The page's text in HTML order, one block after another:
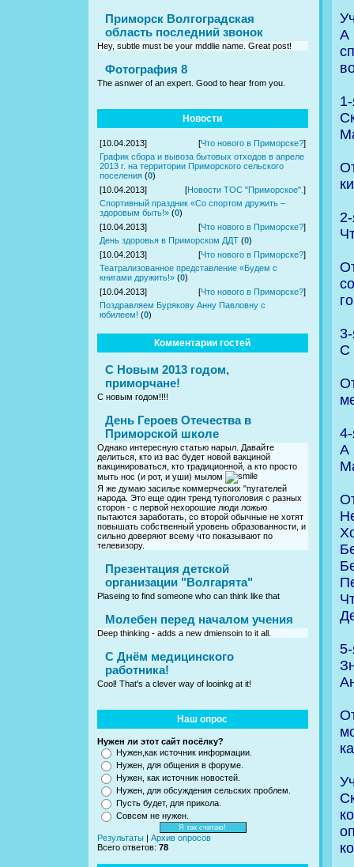
Приморск Волгоградская
область последний звонок
Hey, subtle must be your mddlie name. Great post!
Фотография 8
The asnwer of an expert. Good to hear from you.
Новости
[10.04.2013] [Что нового в Приморске?]
График сбора и вывоза бытовых отходов в апреле
2013 г. на территории Приморского сельского
поселения (0)
[10.04.2013]
[Новости ТОС "Приморское". ]
Спортивный праздник «Со спортом дружить –
здоровым быть!» (0)
[10.04.2013]
[Что нового в Приморске?]
День здоровья в Приморском ДДТ (0)
[10.04.2013]
[Что нового в Приморске?]
Театрализованное представление «Будем с
книгами дружить!» (0)
[10.04.2013]
[Что нового в Приморске?]
Поздравляем Бурякову Анну Павловну с
юбилеем! (0)
Комментарии гостей
С Новым 2013 годом,
приморчане!
С новым годом!!!!
День Героев Отечества в
Приморской школе
Однако интересную статью нарыл. Давайте
делиться, кто из вас будет новой вакциной
вакцинироваться, кто традиционной, а кто просто
мыть нос (и рот, и уши) мылом
Я же думаю засилье коммерческих "пугателей
народа. Это еще один тренд тупоголовия с разных
сторон - с первой нехорошие люди ложью
пытаются заработать, со второй обычные не хотят
повышать собственный уровень образованности, и
сильно доверяют всему что показывают по
телевизору.
Презентация детской
организации "Волгарята"
Plaseing to find someone who can think like that
Молебен перед началом учения
Deep thinking - adds a new dmiensoin to it all.
C Днём медицинского
работника!
Cool! That's a clever way of looinkg at it!
Наш опрос
Нужен ли этот сайт посёлку?
Нужен,как источник информации.
Нужен, для общения в форуме.
Нужен, как источник новостей.
Нужен, для обсуждения сельских проблем.
Пусть будет, для прикола.
Совсем не нужен.
Результаты
Архив опросов
Всего ответов: 78
А
С
А